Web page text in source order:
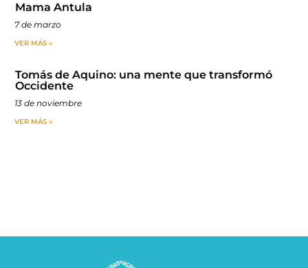
Mama Antula
7 de marzo
VER MÁS »
Tomás de Aquino: una mente que transformó
Occidente
13 de noviembre
VER MÁS »